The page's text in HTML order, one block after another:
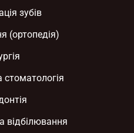
зубів
(ортопедія)
стоматологія
відбілювання